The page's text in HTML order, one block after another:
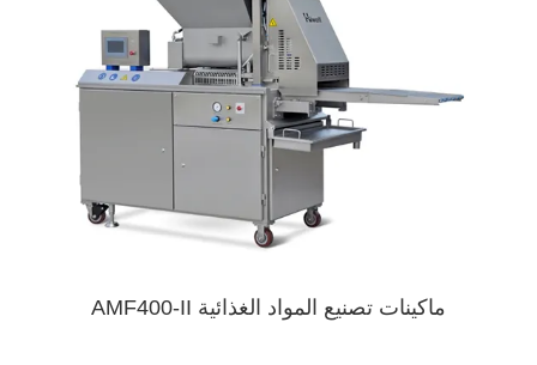
ماكينات تصنيع المواد الغذائية AMF400-II